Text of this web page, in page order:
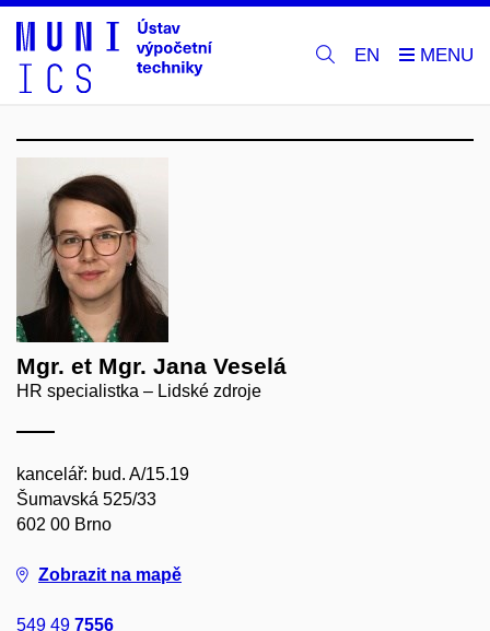
EN
Mgr. et Mgr. Jana Veselá
HR specialistka – Lidské zdroje
kancelář: bud. A/15.19
Šumavská 525/33
602 00 Brno
Zobrazit na mapě
549 49 7556